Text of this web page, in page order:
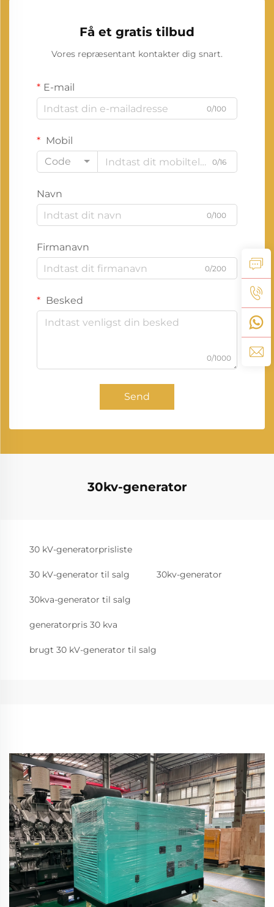
Få et gratis tilbud
Vores repræsentant kontakter dig snart.
E-mail
0/100
Mobil
Code
0/16
Navn
0/100
Firmanavn
0/200
Besked
0/1000
Send
30kv-generator
30 kV-generatorprisliste
30 kV-generator til salg 30kv-generator
30kva-generator til salg
generatorpris 30 kva
brugt 30 kV-generator til salg